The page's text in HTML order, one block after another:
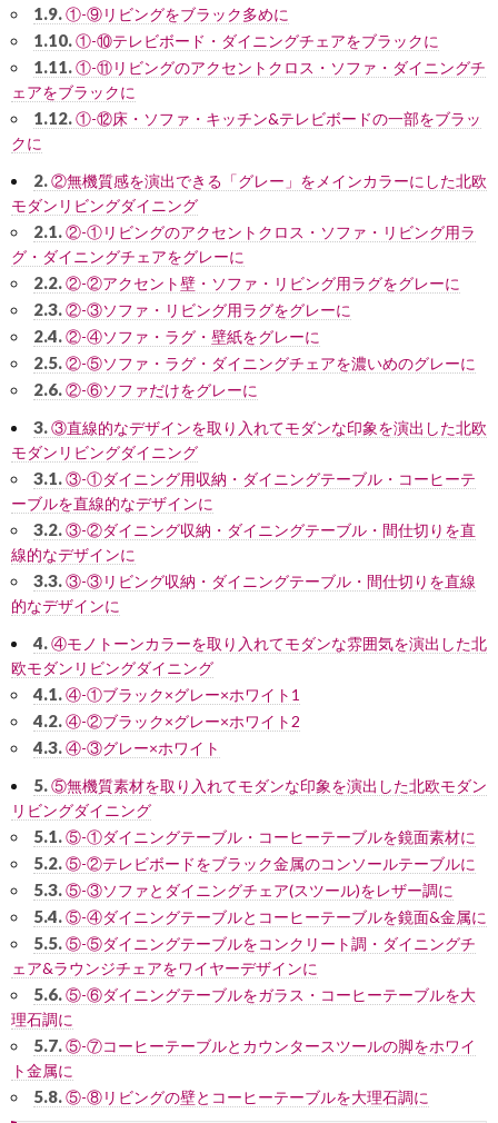
1.9.①-⑨リビングをブラック多めに
1.10.①-⑩テレビボード・ダイニングチェアをブラックに
1.11.①-⑪リビングのアクセントクロス・ソファ・ダイニングチ
ェアをブラックに
1.12.①-⑫床・ソファ・キッチン&テレビボードの一部をブラッ
クに
2.②無機質感を演出できる「グレー」をメインカラーにした北欧
モダンリビングダイニング
2.1.②-①リビングのアクセントクロス・ソファ・リビング用ラ
グ・ダイニングチェアをグレーに
2.2.②-②アクセント壁・ソファ・リビング用ラグをグレーに
2.3.②-③ソファ・リビング用ラグをグレーに
2.4.②-④ソファ・ラグ・壁紙をグレーに
2.5.②-⑤ソファ・ラグ・ダイニングチェアを濃いめのグレーに
2.6.②-⑥ソファだけをグレーに
3.③直線的なデザインを取り入れてモダンな印象を演出した北欧
モダンリビングダイニング
3.1.③-①ダイニング用収納・ダイニングテーブル・コーヒーテ
ーブルを直線的なデザインに
3.2.③-②ダイニング収納・ダイニングテーブル・間仕切りを直
線的なデザインに
3.3.③-③リビング収納・ダイニングテーブル・間仕切りを直線
的なデザインに
4.④モノトーンカラーを取り入れてモダンな雰囲気を演出した北
欧モダンリビングダイニング
4.1.④-①ブラック×グレー×ホワイト1
4.2.④-②ブラック×グレー×ホワイト2
4.3.④-③グレー×ホワイト
5.⑤無機質素材を取り入れてモダンな印象を演出した北欧モダン
リビングダイニング
5.1.⑤-①ダイニングテーブル・コーヒーテーブルを鏡面素材に
5.2.⑤-②テレビボードをブラック金属のコンソールテーブルに
5.3.⑤-③ソファとダイニングチェア(スツール)をレザー調に
5.4.⑤-④ダイニングテーブルとコーヒーテーブルを鏡面&金属に
5.5.⑤-⑤ダイニングテーブルをコンクリート調・ダイニングチ
ェア&ラウンジチェアをワイヤーデザインに
5.6.⑤-⑥ダイニングテーブルをガラス・コーヒーテーブルを大
理石調に
5.7.⑤-⑦コーヒーテーブルとカウンタースツールの脚をホワイ
ト金属に
5.8.⑤-⑧リビングの壁とコーヒーテーブルを大理石調に